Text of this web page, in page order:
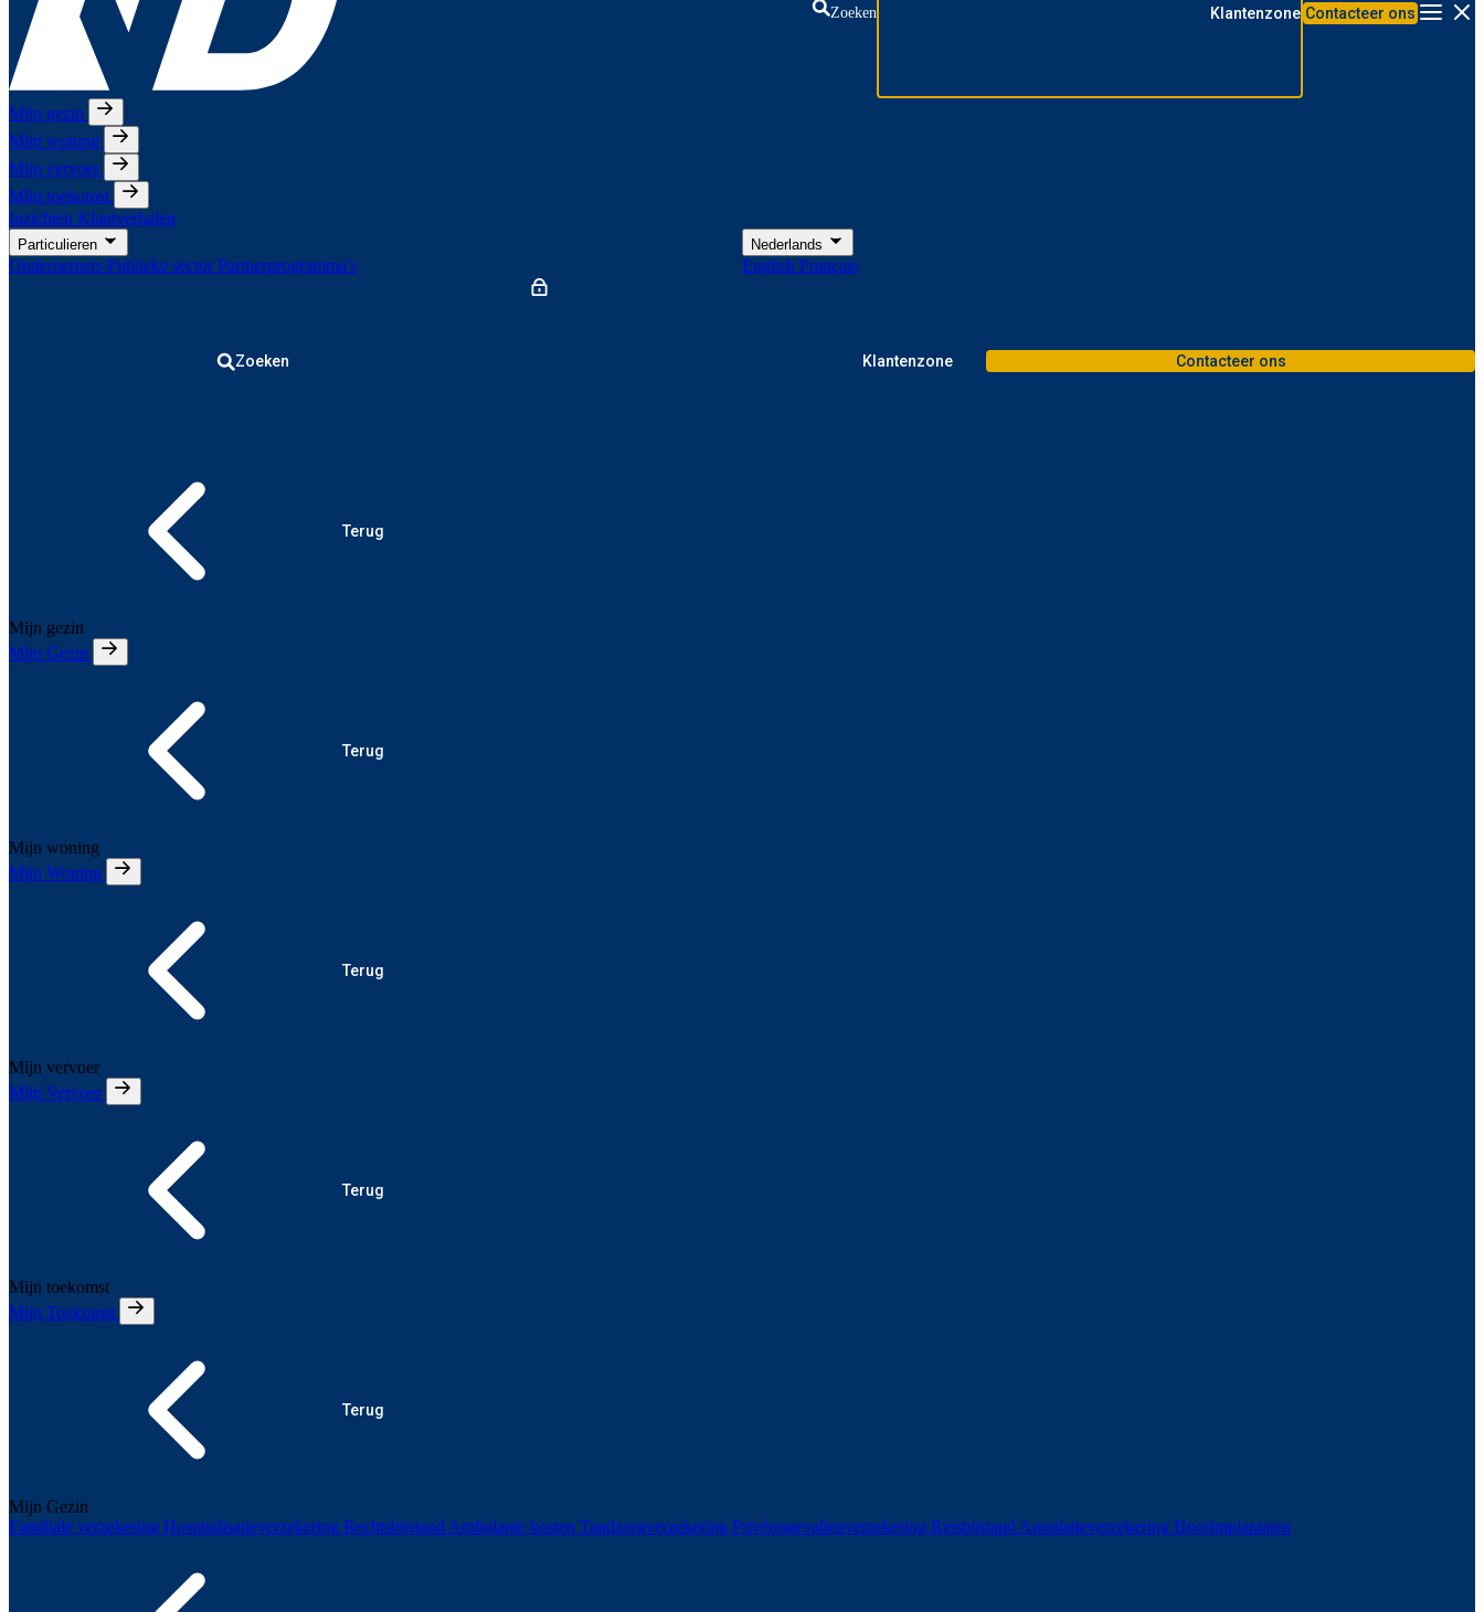
Zoeken Klantenzone Contacteer ons
Mijn gezin
Mijn woning
Mijn vervoer
Mijn toekomst
Inzichten Klantverhalen
Particulieren
Ondernemers Publieke sectorPartnerprogramma's
Nederlands
English Français
Zoeken Klantenzone Contacteer ons
Terug
Mijn gezin
Mijn Gezin
Terug
Mijn woning
Mijn Woning
Terug
Mijn vervoer
Mijn Vervoer
Terug
Mijn toekomst
Mijn Toekomst
Terug
Mijn Gezin
Familiale verzekering Hospitalisatieverzekering Rechtsbijstand Ambulante kosten Tandzorgverzekering Privéongevallenverzekering Reisbijstand Annulatieverzekering Hoorimplantaten